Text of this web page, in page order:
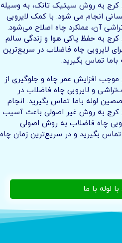
کرج به روش سپتیک تانک، به وسیله
انجام می شود. با کمک لایروبی
آن، عملکرد چاه اصلاح می‌شود.
کرج به حفظ پاکی هوا و زندگی سالم
لایروبی چاه فاضلاب در سریع‌ترین
تماس بگیرید.
موجب افزایش عمر چاه و جلوگیری از
و لایروبی چاه فاضلاب در
لوله باما تماس بگیرید. انجام
کرج به روش غیر اصولی باعث آسیب
چاه فاضلاب به روش اصولی
بگیرید و در سریع‌ترین زمان چاه
لوله با ما